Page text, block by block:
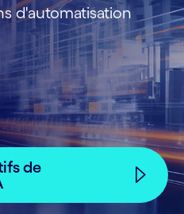
d'automatisation
de